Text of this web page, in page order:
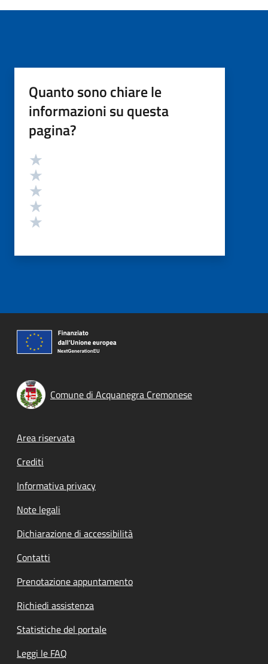
Quanto sono chiare le
informazioni su questa
pagina?
Valutazione
Comune di Acquanegra Cremonese
Footer menu
Area riservata
Crediti
Informativa privacy
Note legali
Dichiarazione di accessibilità
Contatti
Prenotazione appuntamento
Richiedi assistenza
Statistiche del portale
Leggi le FAQ